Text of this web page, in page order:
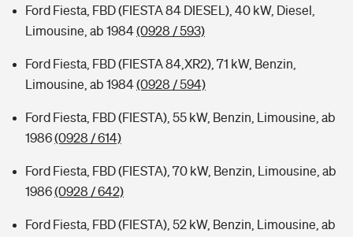
Ford Fiesta, FBD (FIESTA 84 DIESEL), 40 kW, Diesel,
Limousine, ab 1984(0928 / 593)
Ford Fiesta, FBD (FIESTA 84,XR2), 71 kW, Benzin,
Limousine, ab 1984(0928 / 594)
Ford Fiesta, FBD (FIESTA), 55 kW, Benzin, Limousine, ab
1986(0928 / 614)
Ford Fiesta, FBD (FIESTA), 70 kW, Benzin, Limousine, ab
1986(0928 / 642)
Ford Fiesta, FBD (FIESTA), 52 kW, Benzin, Limousine, ab